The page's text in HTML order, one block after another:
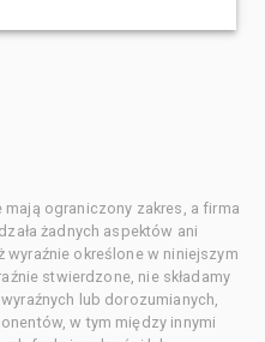
ograniczony zakres, a firma
żadnych aspektów ani
wyraźnie określone w niniejszym
stwierdzone, nie składamy
lub dorozumianych,
w tym między innymi